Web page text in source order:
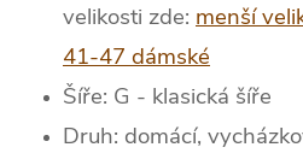
velikosti zde: menší
41-47 dámské
Šíře: G - klasická šíře
Druh: domácí,